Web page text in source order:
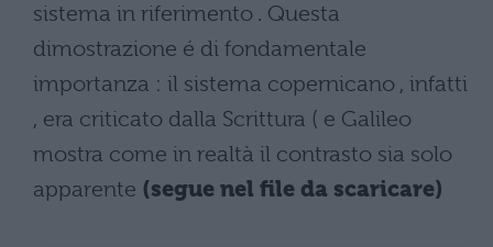
sistema in riferimento . Questa
dimostrazione é di fondamentale
importanza : il sistema copernicano , infatti
, era criticato dalla Scrittura ( e Galileo
mostra come in realtà il contrasto sia solo
apparente (segue nel file da scaricare)